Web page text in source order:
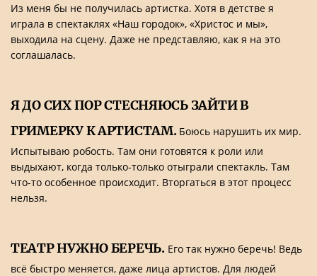
Из меня бы не получилась артистка. Хотя в детстве я
играла в спектаклях «Наш городок», «Христос и мы»,
выходила на сцену. Даже не представляю, как я на это
соглашалась.
Я ДО СИХ ПОР СТЕСНЯЮСЬ ЗАЙТИ В
ГРИМЕРКУ К АРТИСТАМ.Боюсь нарушить их мир.
Испытываю робость. Там они готовятся к роли или
выдыхают, когда только-только отыграли спектакль. Там
что-то особенное происходит. Вторгаться в этот процесс
нельзя.
ТЕАТР НУЖНО БЕРЕЧЬ.Его так нужно беречь! Ведь
всё быстро меняется, даже лица артистов. Для людей